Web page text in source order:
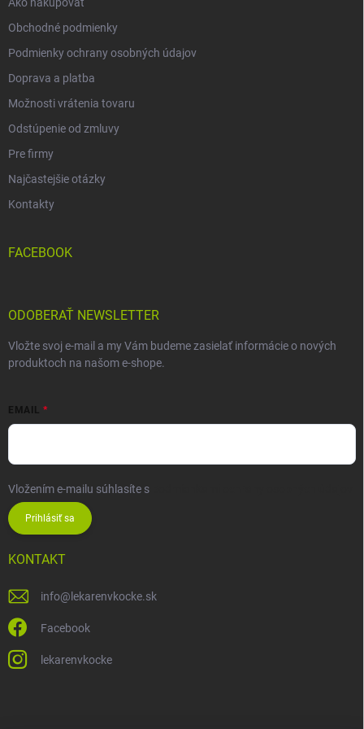
Obchodné podmienky
Podmienky ochrany osobných údajov
Doprava a platba
Možnosti vrátenia tovaru
Odstúpenie od zmluvy
Pre firmy
Najčastejšie otázky
Kontakty
FACEBOOK
ODOBERAŤ NEWSLETTER
Vložte svoj e-mail a my Vám budeme zasielať informácie o nových
produktoch na našom e-shope.
EMAIL
Vložením e-mailu súhlasíte s
Prihlásiť sa
KONTAKT
info@ lekarenvkocke.sk
Facebook
lekarenvkocke